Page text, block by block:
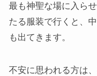
最も神聖な場に入ら
たる服装で行くと、
も出てきます。
不安に思われる方は